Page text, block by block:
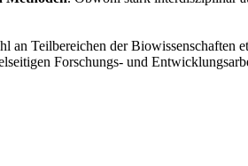
Teilbereichen der Biowissenschaften
Forschungs- und